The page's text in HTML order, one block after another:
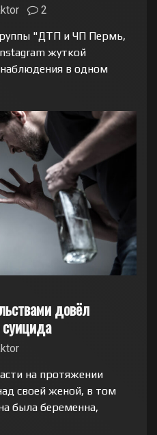
2
"ДТП и ЧП Пермь,
жуткой
в одном
довёл
на протяжении
своей женой, в том
была беременна,